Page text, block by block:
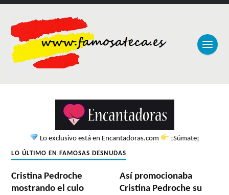
Lo exclusivo está en Encantadoras.com ¡Súmate¡
LO ÚLTIMO EN FAMOSAS DESNUDAS
Cristina Pedroche
mostrando el culo
Así promocionaba
Cristina Pedroche su